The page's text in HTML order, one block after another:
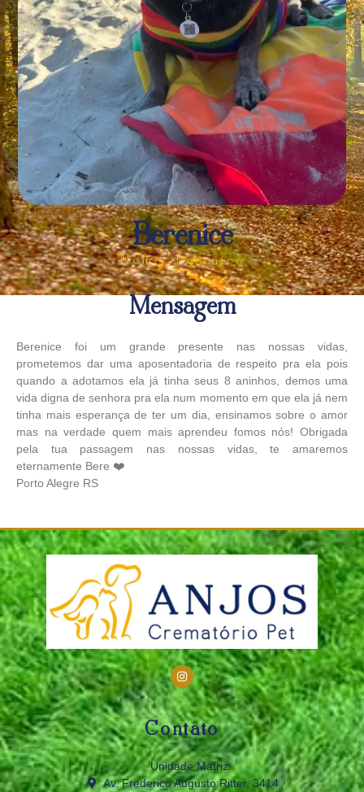
Berenice
Nome: Berenice
Mensagem
Berenice foi um grande presente nas nossas vidas,
prometemos dar uma aposentadoria de respeito pra ela pois
quando a adotamos ela já tinha seus 8 aninhos, demos uma
vida digna de senhora pra ela num momento em que ela já nem
tinha mais esperança de ter um dia, ensinamos sobre o amor
mas na verdade quem mais aprendeu fomos nós! Obrigada
pela tua passagem nas nossas vidas, te amaremos
eternamente Bere ❤️
Porto Alegre RS
Contato
Unidade Matriz:
Av. Frederico Augusto Ritter, 3414